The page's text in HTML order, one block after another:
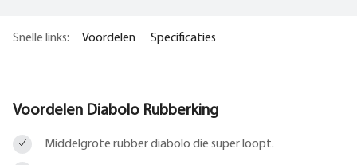
Snelle links: Voordelen Specificaties
Voordelen Diabolo Rubberking
Middelgrote rubber diabolo die super loopt.